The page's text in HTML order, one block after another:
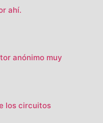
ahí.
anónimo muy
los circuitos